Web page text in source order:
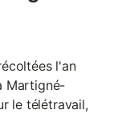
l'an
Martigné-
le télétravail,